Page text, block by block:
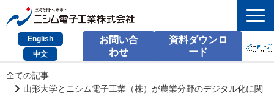
English
中文
お問い合
わせ
資料ダウンロ
ード
全ての記事
山形大学とニシム電子工業（株）が農業分野のデジタル化に関